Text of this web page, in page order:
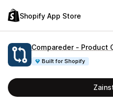
Shopify App Store
Compareder ‑ Product
Built for Shopify